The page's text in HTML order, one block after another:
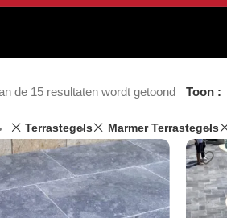
de 15 resultaten wordt getoond Toon
Terrastegels Marmer Terrastegels